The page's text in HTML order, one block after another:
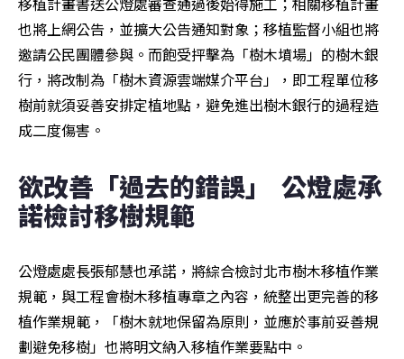
也將上網公告，並擴大公告通知對象；移植監督小組也將
邀請公民團體參與。而飽受抨擊為「樹木墳場」的樹木銀
行，將改制為「樹木資源雲端媒介平台」，即工程單位移
樹前就須妥善安排定植地點，避免進出樹木銀行的過程造
成二度傷害。
欲改善「過去的錯誤」  公燈處承
諾檢討移樹規範
公燈處處長張郁慧也承諾，將綜合檢討北市樹木移植作業
規範，與工程會樹木移植專章之內容，統整出更完善的移
植作業規範，「樹木就地保留為原則，並應於事前妥善規
劃避免移樹」也將明文納入移植作業要點中。